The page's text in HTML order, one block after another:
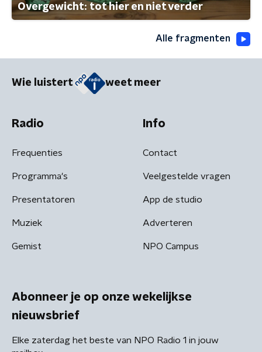
Overgewicht: tot hier en niet verder
Alle fragmenten
Wie luistert weet meer
Radio
Frequenties
Programma's
Presentatoren
Muziek
Gemist
Info
Contact
Veelgestelde vragen
App de studio
Adverteren
NPO Campus
Abonneer je op onze wekelijkse
nieuwsbrief
Elke zaterdag het beste van NPO Radio 1 in jouw